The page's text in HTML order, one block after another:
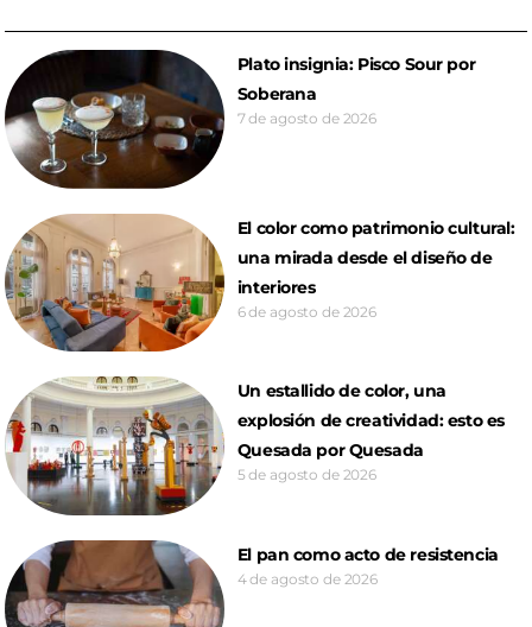
Plato insignia: Pisco Sour por
Soberana
7 de agosto de 2026
El color como patrimonio cultural:
una mirada desde el diseño de
interiores
6 de agosto de 2026
Un estallido de color, una
explosión de creatividad: esto es
Quesada por Quesada
5 de agosto de 2026
El pan como acto de resistencia
4 de agosto de 2026